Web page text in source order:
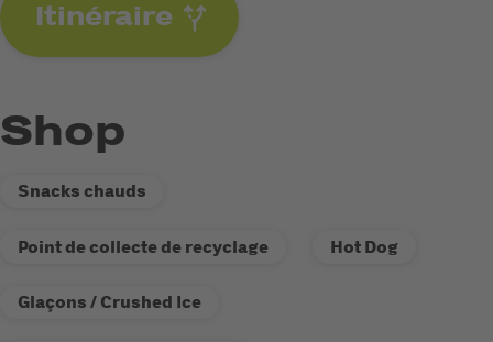
Itinéraire
Shop
Snacks chauds
Point de collecte de recyclage Hot Dog
Glaçons / Crushed Ice